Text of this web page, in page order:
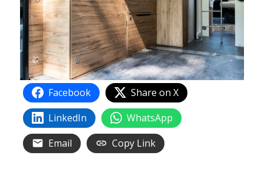
Facebook
Share on X
LinkedIn
WhatsApp
Email
Copy Link